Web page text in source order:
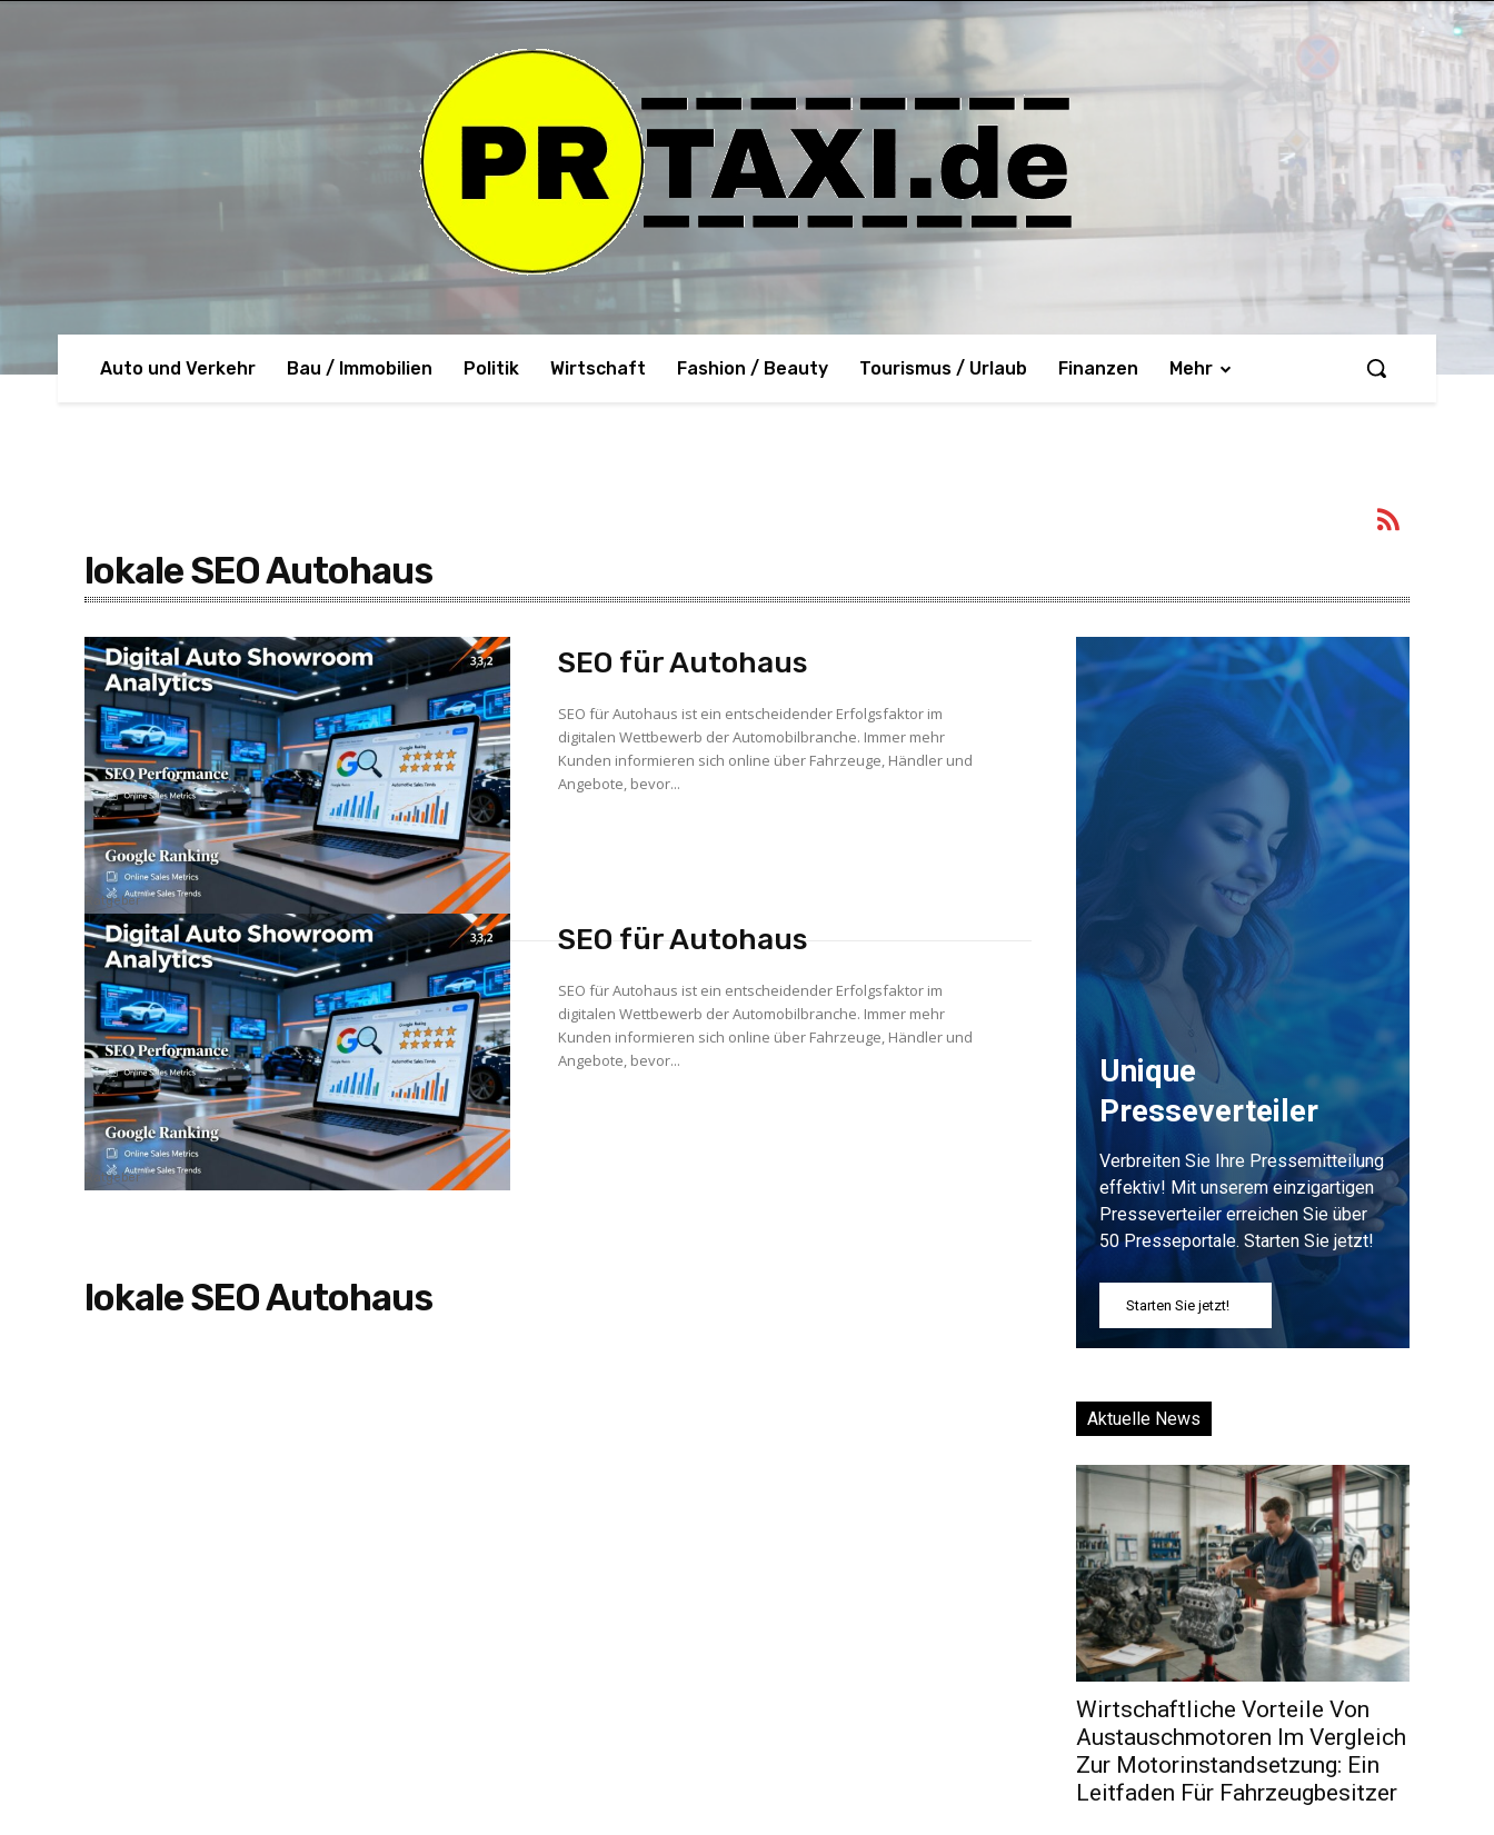
Auto und Verkehr Bau / Immobilien Politik Wirtschaft Fashion / Beauty Tourismus / Urlaub Finanzen Mehr
lokale SEO Autohaus
Ratgeber
SEO für Autohaus
SEO für Autohaus ist ein entscheidender Erfolgsfaktor im
digitalen Wettbewerb der Automobilbranche. Immer mehr
Kunden informieren sich online über Fahrzeuge, Händler und
Angebote, bevor...
Ratgeber
SEO für Autohaus
SEO für Autohaus ist ein entscheidender Erfolgsfaktor im
digitalen Wettbewerb der Automobilbranche. Immer mehr
Kunden informieren sich online über Fahrzeuge, Händler und
Angebote, bevor...
lokale SEO Autohaus
Unique
Presseverteiler
Verbreiten Sie Ihre Pressemitteilung
effektiv! Mit unserem einzigartigen
Presseverteiler erreichen Sie über
50 Presseportale. Starten Sie jetzt!
Starten Sie jetzt!
Aktuelle News
Wirtschaftliche Vorteile Von
Austauschmotoren Im Vergleich
Zur Motorinstandsetzung: Ein
Leitfaden Für Fahrzeugbesitzer